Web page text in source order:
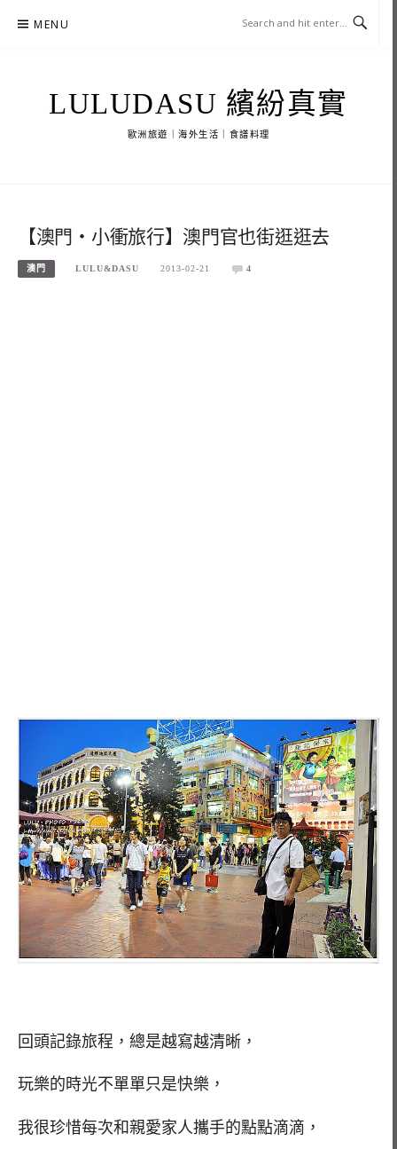
MENU
LULUDASU 繽紛真實
歐洲旅遊｜海外生活｜食譜料理
【澳門‧小衝旅行】澳門官也街逛逛去
澳門 LULU&DASU 2013-02-21 4
回頭記錄旅程，總是越寫越清晰，
玩樂的時光不單單只是快樂，
我很珍惜每次和親愛家人攜手的點點滴滴，